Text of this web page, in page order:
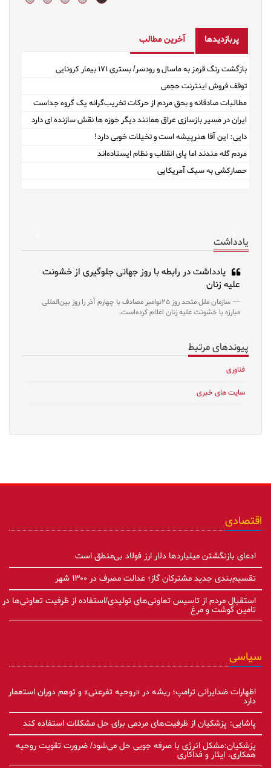
پربازدیدها آخرین مطالب
بازگشت رنگ قرمز به ماسال و رودسر/ بستری ۱۷۱ بیمار کرونایی
توقف فروش اینترنت حجمی
مطالبات صادقانه و بحق مردم از حرکات تخریب‌گرانه یک گروه جداست
ایران در مسیر بازسازی عراق همانند دیگر حوزه ها نقش سازنده ای دارد
دایی: این آقا هنرپیشه است و تخیلات خوبی دارد!
مردم گله مندند اما پای انقلاب و نظام ایستاده‌اند
حصارکشی به سبک آمریکایی
Next
یادداشت
یادداشت در رابطه با روز جهانی جلوگیری از خشونت
علیه زنان
سازمان ملل متحد روز ۲۵نوامبر مصادف با چهارم آذر را روز بین‌المللی
مبارزه با خشونت علیه زنان اعلام کرده‌است.
پیوندهای مرتبط
فناوری
سایت های خبری
اقتصادی
ادعای بازنگشتن میلیاردها دلار ارز فولاد بی‌منطق است
تقسیم‌بندی جدید مشترکان گاز؛ عدالت مصرف در ۱۳۰۰ شهر
استقبال مردم از تاسیس تعاونی‌های تولیدی/استفاده از ظرفیت تعاونی‌ها در
تامین گوشت و مرغ
سیاسی
اظهارات ضدایرانی ترامپ؛ ریشه در «روحیه تفرعنی» و توهم دوران استعمار
دارد
پاشایی: پزشکیان از ظرفیت‌های مردمی برای حل مشکلات استفاده کند
پزشکیان:مشکل انرژی با صرفه جویی حل می‌شود/ ضرورت تقویت روحیه
همکاری، ایثار و فداکاری